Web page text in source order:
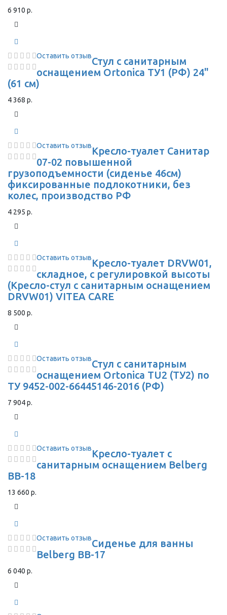
6 910 р.
Оставить отзывСтул с санитарным
оснащением Ortonica ТУ1 (РФ) 24"
(61 см)
4 368 р.
Оставить отзывКресло-туалет Санитар
07-02 повышенной
грузоподъемности (сиденье 46см)
фиксированные подлокотники, без
колес, производство РФ
4 295 р.
Оставить отзывКресло-туалет DRVW01,
складное, с регулировкой высоты
(Кресло-стул с санитарным оснащением
DRVW01) VITEA CARE
8 500 р.
Оставить отзывСтул с санитарным
оснащением Ortonica TU2 (ТУ2) по
ТУ 9452-002-66445146-2016 (РФ)
7 904 р.
Оставить отзывКресло-туалет с
санитарным оснащением Belberg
BB-18
13 660 р.
Оставить отзывСиденье для ванны
Belberg BB-17
6 040 р.